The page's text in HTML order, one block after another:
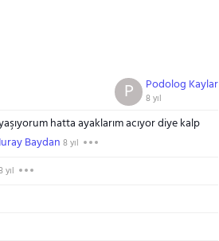
Podolog Kaylar
8 yıl
P
hatta ayaklarım acıyor diye kalp
Baydan 8 yıl
yıl